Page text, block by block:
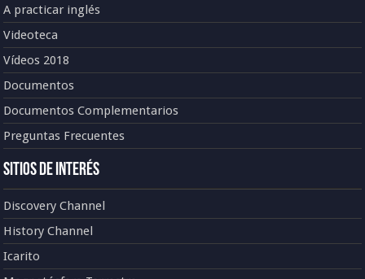
A practicar inglés
Videoteca
Vídeos 2018
Documentos
Documentos Complementarios
Preguntas Frecuentes
Sitios de Interés
Discovery Channel
History Channel
Icarito